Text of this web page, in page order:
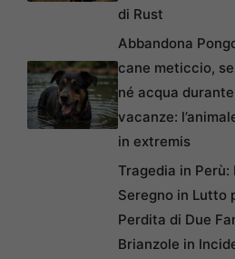
di Rust
Abbandona
cane meticcio,
né acqua
vacanze:
in extremis
Tragedia in Perù:
Seregno in Lutto
Perdita di Due
Brianzole in